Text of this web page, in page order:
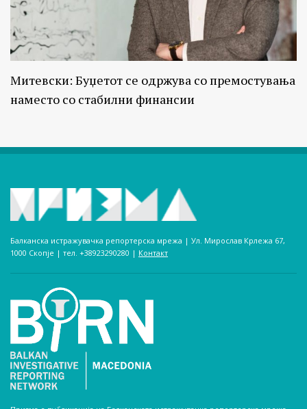
Митевски: Буџетот се одржува со премостувања
наместо со стабилни финансии
Балканска истражувачка репортерска мрежа | Ул. Мирослав Крлежа 67,
1000 Скопје | тел. +38923290280­ | Контакт